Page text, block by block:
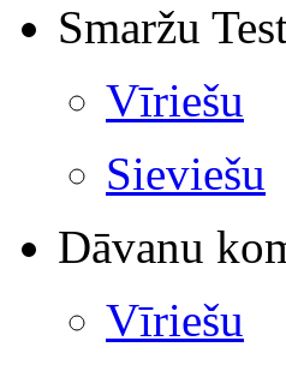
Smaržu
Vīriešu
Sieviešu
Dāvanu
Vīriešu